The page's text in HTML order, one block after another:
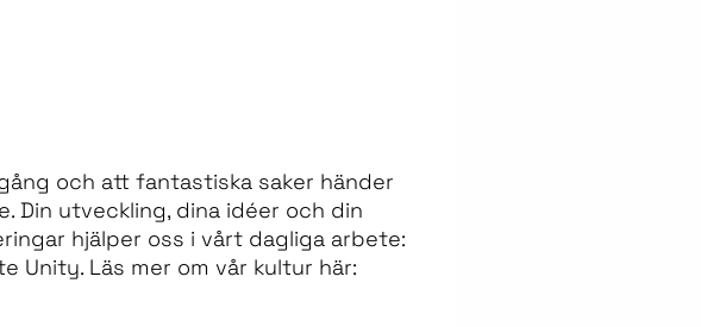
och att fantastiska saker händer
Din utveckling, dina idéer och din
hjälper oss i vårt dagliga arbete:
Unity. Läs mer om vår kultur här: